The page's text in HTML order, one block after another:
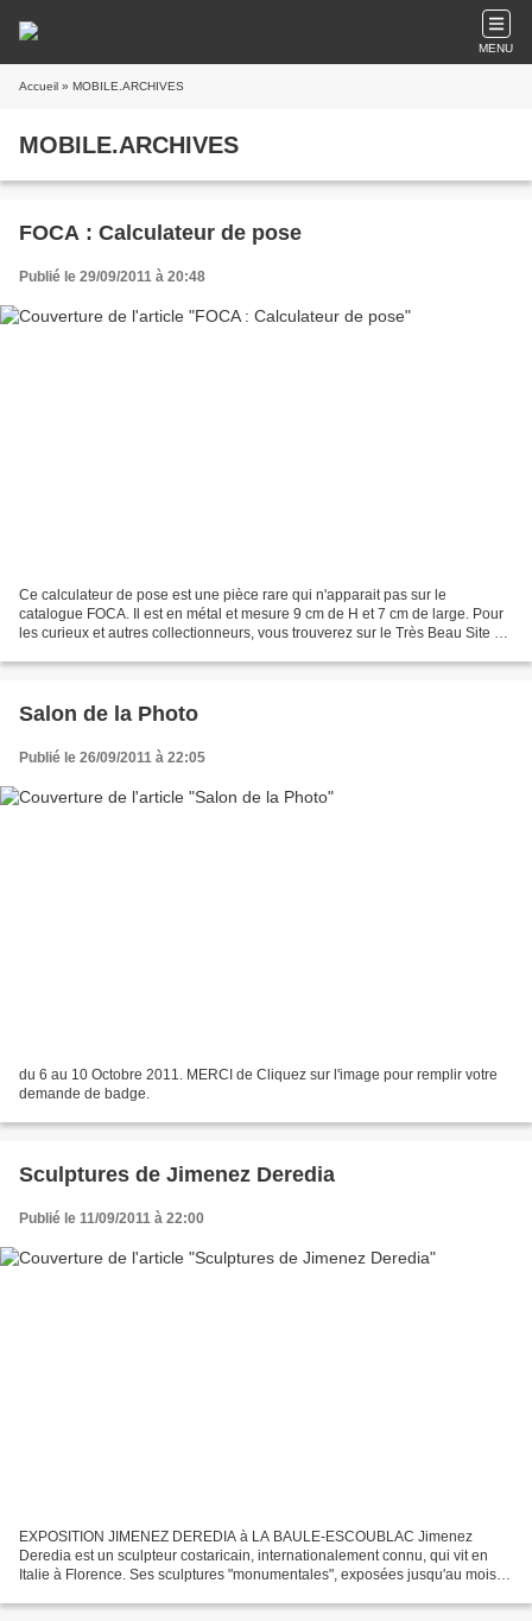
MENU
Accueil » MOBILE.ARCHIVES
MOBILE.ARCHIVES
FOCA : Calculateur de pose
Publié le 29/09/2011 à 20:48
Ce calculateur de pose est une pièce rare qui n'apparait pas sur le
catalogue FOCA. Il est en métal et mesure 9 cm de H et 7 cm de large. Pour
les curieux et autres collectionneurs, vous trouverez sur le Très Beau Site de
Salon de la Photo
Publié le 26/09/2011 à 22:05
du 6 au 10 Octobre 2011. MERCI de Cliquez sur l'image pour remplir votre
demande de badge.
Sculptures de Jimenez Deredia
Publié le 11/09/2011 à 22:00
EXPOSITION JIMENEZ DEREDIA à LA BAULE-ESCOUBLAC Jimenez
Deredia est un sculpteur costaricain, internationalement connu, qui vit en
Italie à Florence. Ses sculptures "monumentales", exposées jusqu'au mois